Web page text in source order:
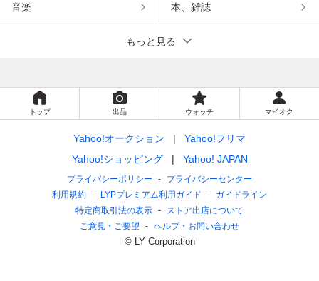
音楽 本、雑誌
もっと見る
トップ 出品 ウォッチ マイオク
Yahoo!オークション
Yahoo!フリマ
Yahoo!ショッピング
Yahoo! JAPAN
プライバシーポリシー
プライバシーセンター
利用規約
LYPプレミアム利用ガイド
ガイドライン
特定商取引法の表示
ストア出店について
ご意見・ご要望
ヘルプ・お問い合わせ
© LY Corporation